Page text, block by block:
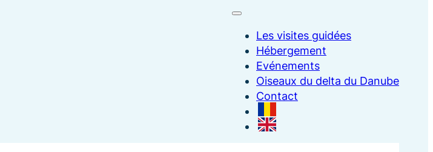
Les visites guidées
Hébergement
Evénements
Oiseaux du delta du Danube
Contact